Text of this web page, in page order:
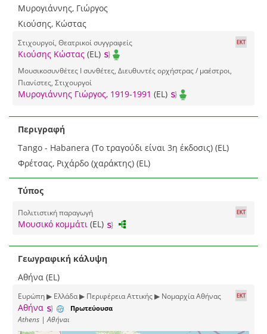
Μυρογιάννης, Γιώργος
Κιούσης, Κώστας
Στιχουργοί, Θεατρικοί συγγραφείς
Κιούσης Κώστας (EL)
Μουσικοσυνθέτες I συνθέτες, Διευθυντές ορχήστρας / μαέστροι,
Πιανίστες, Στιχουργοί
Μυρογιάννης Γιώργος, 1919-1991 (EL)
Περιγραφή
Tango - Habanera (Το τραγούδι είναι 3η έκδοσις) (EL)
Φρέτσας, Ριχάρδο (χαράκτης) (EL)
Τύπος
Πολιτιστική παραγωγή
Μουσικό κομμάτι (EL)
Γεωγραφική κάλυψη
Αθήνα (EL)
Ευρώπη ▶ Ελλάδα ▶ Περιφέρεια Αττικής ▶ Νομαρχία Αθήνας
Αθήνα Πρωτεύουσα
Athens | Αθήναι